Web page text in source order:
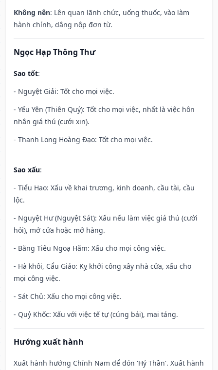
Không nên: Lên quan lãnh chức, uống thuốc, vào làm
hành chính, dâng nộp đơn từ.
Ngọc Hạp Thông Thư
Sao tốt:
- Nguyệt Giải: Tốt cho mọi việc.
- Yếu Yên (Thiên Quý): Tốt cho mọi việc, nhất là việc hôn
nhân giá thú (cưới xin).
- Thanh Long Hoàng Đạo: Tốt cho mọi việc.
Sao xấu:
- Tiểu Hao: Xấu về khai trương, kinh doanh, cầu tài, cầu
lộc.
- Nguyệt Hư (Nguyệt Sát): Xấu nếu làm việc giá thú (cưới
hỏi), mở cửa hoặc mở hàng.
- Băng Tiêu Ngoạ Hãm: Xấu cho mọi công việc.
- Hà khôi, Cẩu Giảo: Kỵ khởi công xây nhà cửa, xấu cho
mọi công việc.
- Sát Chủ: Xấu cho mọi công việc.
- Quỷ Khốc: Xấu với việc tế tự (cúng bái), mai táng.
Hướng xuất hành
Xuất hành hướng Chính Nam để đón 'Hỷ Thần'. Xuất hành